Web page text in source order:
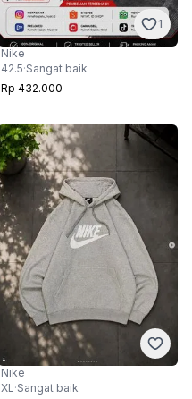
1
Nike
42.5·Sangat baik
Rp 432.000
Nike
XL ·Sangat baik